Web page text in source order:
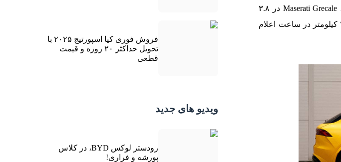
و سیستم AWD دارای دیفرانسیل لغزش محدود عقب محرک هر چهار چرخ است، Maserati Grecale در ۳.۸
ثانیه از صفر تا صد کیلومتر در ساعت سرعت می‌گیرد. حداکثر سرعت آن نیز ۲۸۵ کیلومتر در ساعت اعلام
فروش فوری کیا اسپورتیج ۲۰۲۵ با
تحویل حداکثر ۲۰ روزه و قیمت
قطعی
ویدیو های جدید
رودستر لوکس BYD، در کلاس
پورشه و فراری!